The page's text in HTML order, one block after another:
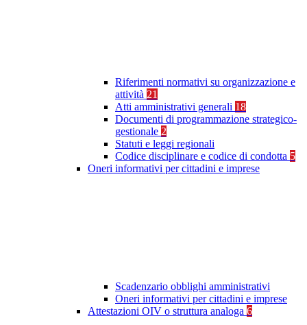
Riferimenti normativi su organizzazione e
attività 21
Atti amministrativi generali 18
Documenti di programmazione strategico-
gestionale 2
Statuti e leggi regionali
Codice disciplinare e codice di condotta 5
Oneri informativi per cittadini e imprese
Scadenzario obblighi amministrativi
Oneri informativi per cittadini e imprese
Attestazioni OIV o struttura analoga 6